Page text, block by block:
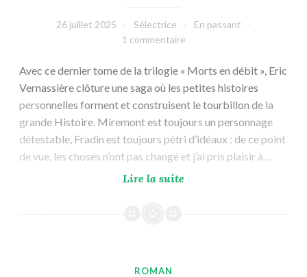
26 juillet 2025 Sélectrice
En passant
1 commentaire
Avec ce dernier tome de la trilogie « Morts en débit », Eric
Vernassière clôture une saga où les petites histoires
personnelles forment et construisent le tourbillon de la
grande Histoire. Miremont est toujours un personnage
détestable, Fradin est toujours pétri d’idéaux : de ce point
de vue, les choses n’ont pas changé et j’ai pris plaisir à…
Lire la suite
débit
ROMAN